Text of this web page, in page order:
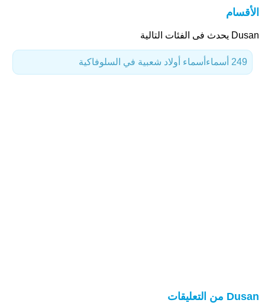
الأقسام
Dusan يحدث فى الفئات التالية
أسماء أولاد شعبية في السلوفاكية 249 أسماء
Dusan من التعليقات